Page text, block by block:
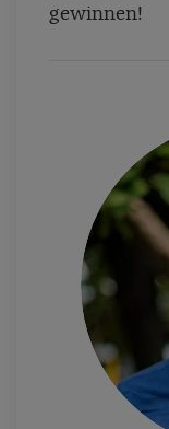
gewinnen!